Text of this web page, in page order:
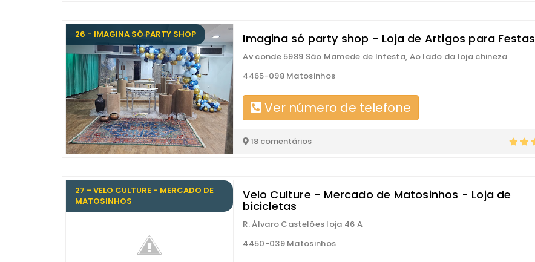
26 - IMAGINA SÓ PARTY SHOP Imagina só party shop - Loja de Artigos para Festas
Av conde 5989 São Mamede de Infesta, Ao lado da loja chineza
4465-098 Matosinhos
Ver número de telefone
18 comentários
27 - VELO CULTURE - MERCADO DE
MATOSINHOS
Velo Culture - Mercado de Matosinhos - Loja de
bicicletas
R. Álvaro Castelões loja 46 A
4450-039 Matosinhos